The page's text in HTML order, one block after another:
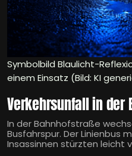
Symbolbild Blaulicht-
einem Einsatz (Bild: KI
Verkehrsunfall in der
In der Bahnhofstraße
Busfahrspur. Der Linienbus
Insassinnen stürzten leicht